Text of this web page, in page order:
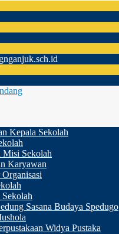
Kepala Sekolah
Misi Sekolah
Karyawan
Sekolah
Sasana Budaya Spedugo
Widya Pustaka